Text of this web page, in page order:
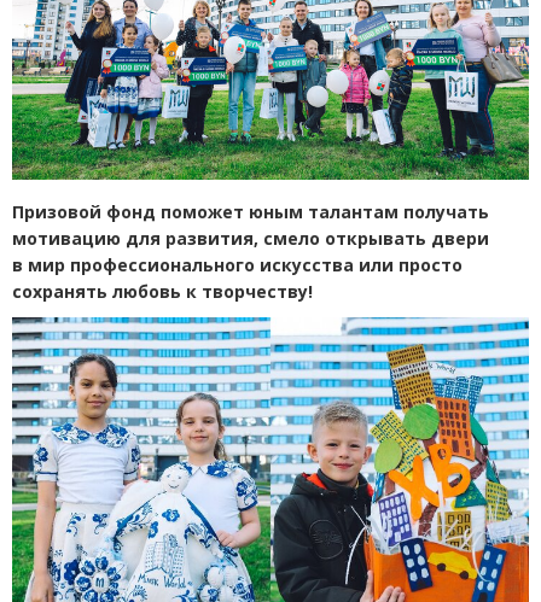
Призовой фонд поможет юным талантам получать
мотивацию для развития, смело открывать двери
в мир профессионального искусства или просто
сохранять любовь к творчеству!